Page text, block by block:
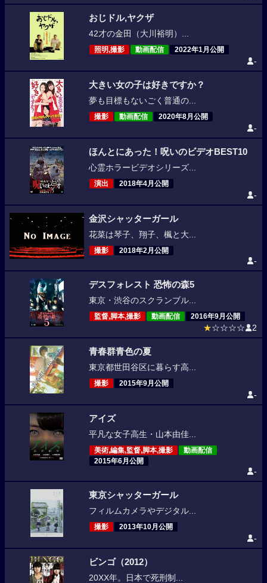
おじドル,ヤクザ
42才の金田（大川裕明）...
照明,撮影 動画配信 2022年1月公開
-
大きい女の子は好きですか？
夢も目標もないごく普通の...
撮影 動画配信 2020年8月公開
-
ほんとにあった！呪いのビデオBEST10
心霊ホラービデオシリーズ...
演出 2018年4月公開
-
金沢シャッターガール
花菜は琴子、翔子、楓と大...
撮影 2018年2月公開
-
デスフォレスト 恐怖の森5
東京・渋谷のスクランブル...
監督,脚本,撮影 動画配信 2016年9月公開
★☆☆☆☆ 2
青春群青色の夏
東京都世田谷区に暮らす高...
撮影 2015年9月公開
-
アイズ
平凡な女子高生・山本由佳...
美術,編集,監督,脚本,撮影
動画配信
2015年6月公開
-
東京シャッターガール
フィルムカメラやデジタル...
撮影 2013年10月公開
-
ビンゴ（2012）
20XX年。日本で死刑制...